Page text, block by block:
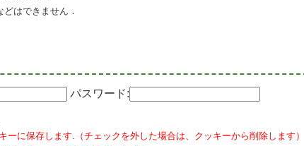
はできません．
パスワード:
ーに保存します.（チェックを外した場合は、クッキーから削除します）